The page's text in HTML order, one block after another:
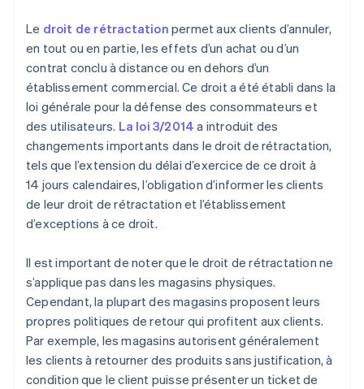
Le droit de rétractation permet aux clients d’annuler,
en tout ou en partie, les effets d’un achat ou d’un
contrat conclu à distance ou en dehors d’un
établissement commercial. Ce droit a été établi dans la
loi générale pour la défense des consommateurs et
des utilisateurs. La loi 3/2014 a introduit des
changements importants dans le droit de rétractation,
tels que l’extension du délai d’exercice de ce droit à
14 jours calendaires, l’obligation d’informer les clients
de leur droit de rétractation et l’établissement
d’exceptions à ce droit.
Il est important de noter que le droit de rétractation ne
s’applique pas dans les magasins physiques.
Cependant, la plupart des magasins proposent leurs
propres politiques de retour qui profitent aux clients.
Par exemple, les magasins autorisent généralement
les clients à retourner des produits sans justification, à
condition que le client puisse présenter un ticket de